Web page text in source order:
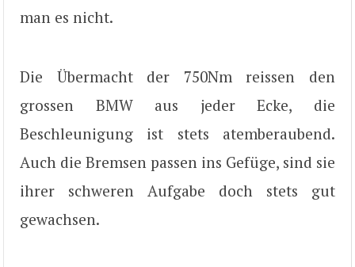
man es nicht.
Die Übermacht der 750Nm reissen den
grossen BMW aus jeder Ecke, die
Beschleunigung ist stets atemberaubend.
Auch die Bremsen passen ins Gefüge, sind sie
ihrer schweren Aufgabe doch stets gut
gewachsen.